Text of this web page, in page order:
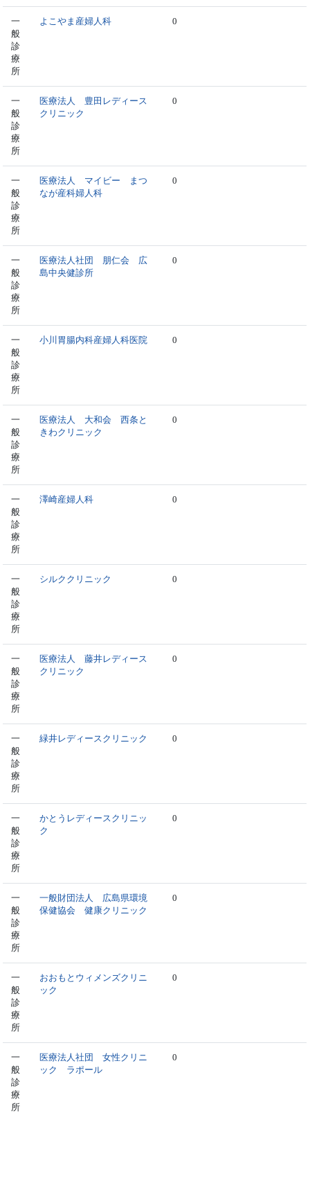
一
般
診
療
所
よこやま産婦人科 0
一
般
診
療
所
医療法人 豊田レディース
クリニック
0
一
般
診
療
所
医療法人 マイビー まつ
なが産科婦人科
0
一
般
診
療
所
医療法人社団 朋仁会 広
島中央健診所
0
一
般
診
療
所
小川胃腸内科産婦人科医院 0
一
般
診
療
所
医療法人 大和会 西条と
きわクリニック
0
一
般
診
療
所
澤崎産婦人科 0
一
般
診
療
所
シルククリニック 0
一
般
診
療
所
医療法人 藤井レディース
クリニック
0
一
般
診
療
所
緑井レディースクリニック 0
一
般
診
療
所
かとうレディースクリニッ
ク
0
一
般
診
療
所
一般財団法人 広島県環境
保健協会 健康クリニック
0
一
般
診
療
所
おおもとウィメンズクリニ
ック
0
一
般
診
療
所
医療法人社団 女性クリニ
ック ラポール
0